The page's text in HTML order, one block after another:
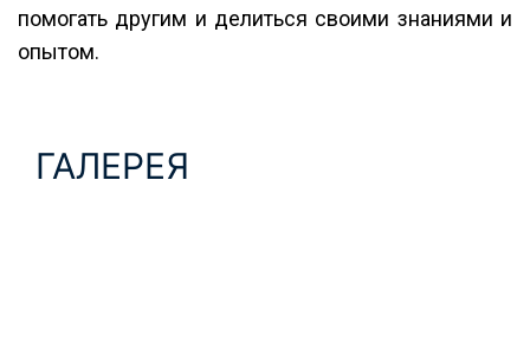
помогать другим и делиться своими знаниями и
опытом.
ГАЛЕРЕЯ